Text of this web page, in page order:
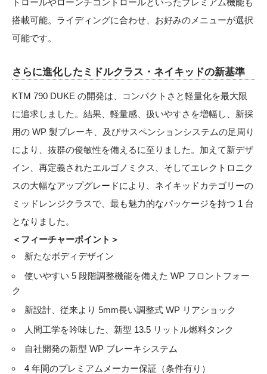
搭載可能。ライディングに合わせ、お好みのメニューが選択
可能です。
さらに進化したミドルクラス・ネイキッドの新基準
KTM 790 DUKE の開発は、コンパクトさと軽量化を最大限
に追求しました。結果、軽量感、扱いやすさを増幅し、新採
用の WP 製ブレーキ、及びサスペンションシステムの足周り
により、抜群の俊敏性を備えるに至りました。加えて新デザ
イン、再定義されたエルゴノミクス、そしてエレクトロニク
スの大幅なアップグレードにより、ネイキッドカテゴリーの
ミッドレンジクラスで、最も魅力的なパッケージを持つ 1 台
となりました。
＜フィーチャーポイント＞
新たなボディデザイン
使いやすい 5 段階調整機能を備えた WP フロントフォー
ク
新設計、従来より 5mm⻑い調整式 WP リアショック
人間工学を吟味した、新型 13.5 リットル燃料タンク
自社開発の新型 WP ブレーキシステム
4 年間のプレミアムメーカー保証（条件有り）